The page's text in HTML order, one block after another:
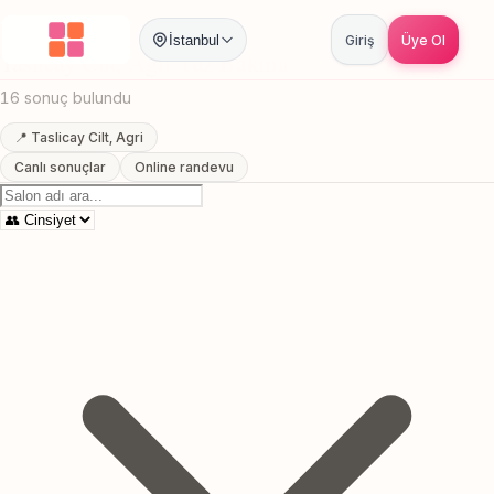
İstanbul Giriş Üye Ol
Anasayfa / Agri Taslicay Cilt Yuz Bakimi
Taslicay Cilt, Agri Yuz Bakimi
16 sonuç bulundu
📍 Taslicay Cilt, Agri
Canlı sonuçlar
Online randevu